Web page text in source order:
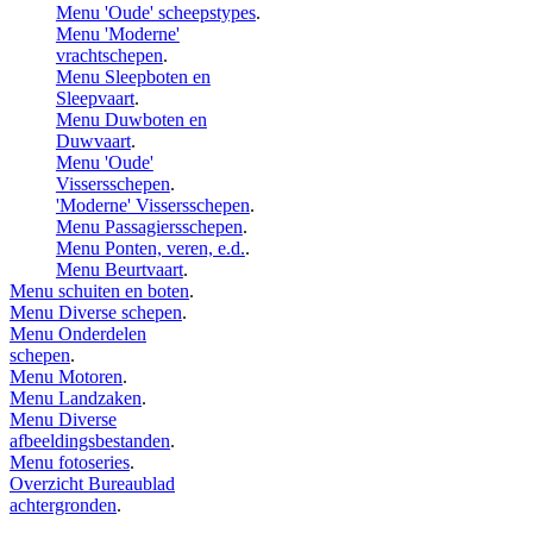
Menu 'Oude' scheepstypes.
Menu 'Moderne'
vrachtschepen.
Menu Sleepboten en
Sleepvaart.
Menu Duwboten en
Duwvaart.
Menu 'Oude'
Vissersschepen.
'Moderne' Vissersschepen.
Menu Passagiersschepen.
Menu Ponten, veren, e.d..
Menu Beurtvaart.
Menu schuiten en boten.
Menu Diverse schepen.
Menu Onderdelen
schepen.
Menu Motoren.
Menu Landzaken.
Menu Diverse
afbeeldingsbestanden.
Menu fotoseries.
Overzicht Bureaublad
achtergronden.